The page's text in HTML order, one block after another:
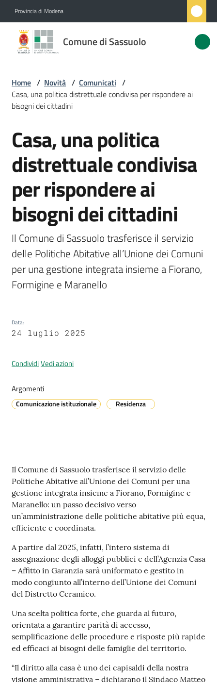
Provincia di Modena
Comune di Sassuolo
Comune
di
Amministrazione
Novità
Menu selezionato
Servizi
Vivere
Sassuolo
A
l
l
e
a
m
t
o
V
S
a
s
s
u
o
o
Tutti
gli
Seguici
Home / Novità / Comunicati /
Casa, una politica distrettuale condivisa per rispondere ai
bisogni dei cittadini
Salta al contenuto
Casa, una politica
distrettuale condivisa
per rispondere ai
bisogni dei cittadini
Il Comune di Sassuolo trasferisce il servizio
delle Politiche Abitative all’Unione dei Comuni
per una gestione integrata insieme a Fiorano,
Formigine e Maranello
Data:
24 luglio 2025
CondividiVedi azioni
Argomenti
Comunicazione istituzionale Residenza
Contenuto
Il Comune di Sassuolo trasferisce il servizio delle
Politiche Abitative all’Unione dei Comuni per una
gestione integrata insieme a Fiorano, Formigine e
Maranello: un passo decisivo verso
un’amministrazione delle politiche abitative più equa,
efficiente e coordinata.
A partire dal 2025, infatti, l’intero sistema di
assegnazione degli alloggi pubblici e dell’Agenzia Casa
– Affitto in Garanzia sarà uniformato e gestito in
modo congiunto all’interno dell’Unione dei Comuni
del Distretto Ceramico.
Una scelta politica forte, che guarda al futuro,
orientata a garantire parità di accesso,
semplificazione delle procedure e risposte più rapide
ed efficaci ai bisogni delle famiglie del territorio.
“Il diritto alla casa è uno dei capisaldi della nostra
visione amministrativa – dichiarano il Sindaco Matteo